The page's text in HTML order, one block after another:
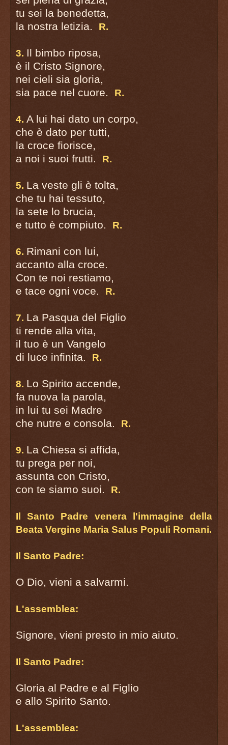
tu sei la benedetta,
la nostra letizia. R.
3. Il bimbo riposa,
è il Cristo Signore,
nei cieli sia gloria,
sia pace nel cuore. R.
4. A lui hai dato un corpo,
che è dato per tutti,
la croce fiorisce,
a noi i suoi frutti. R.
5. La veste gli è tolta,
che tu hai tessuto,
la sete lo brucia,
e tutto è compiuto. R.
6. Rimani con lui,
accanto alla croce.
Con te noi restiamo,
e tace ogni voce. R.
7. La Pasqua del Figlio
ti rende alla vita,
il tuo è un Vangelo
di luce infinita. R.
8. Lo Spirito accende,
fa nuova la parola,
in lui tu sei Madre
che nutre e consola. R.
9. La Chiesa si affida,
tu prega per noi,
assunta con Cristo,
con te siamo suoi. R.
Il Santo Padre venera l'immagine della
Beata Vergine Maria Salus Populi Romani.
Il Santo Padre:
O Dio, vieni a salvarmi.
L'assemblea:
Signore, vieni presto in mio aiuto.
Il Santo Padre:
Gloria al Padre e al Figlio
e allo Spirito Santo.
L'assemblea: